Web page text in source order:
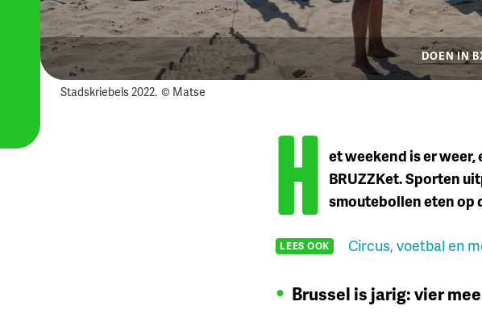
DOEN IN
Stadskriebels 2022. © Matse
H et weekend is er
BRUZZKet. Sporten
smoutebollen eten op
LEES OOK Circus, voetbal en
Brussel is jarig: vier